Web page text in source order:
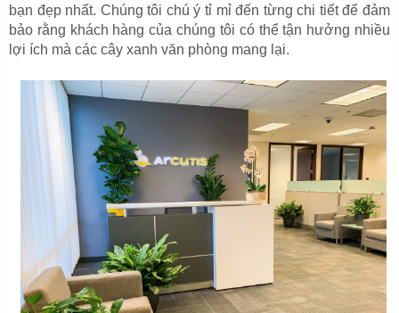
bạn đẹp nhất. Chúng tôi chú ý tỉ mỉ đến từng chi tiết để đảm
bảo rằng khách hàng của chúng tôi có thể tận hưởng nhiều
lợi ích mà các cây xanh văn phòng mang lại.